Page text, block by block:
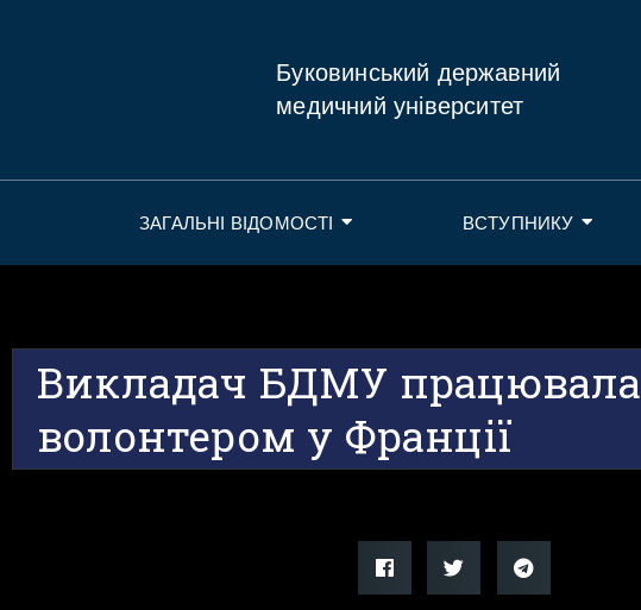
Буковинський державний
медичний університет
ЗАГАЛЬНІ ВІДОМОСТІ ВСТУПНИКУ
Викладач БДМУ працювала
волонтером у Франції